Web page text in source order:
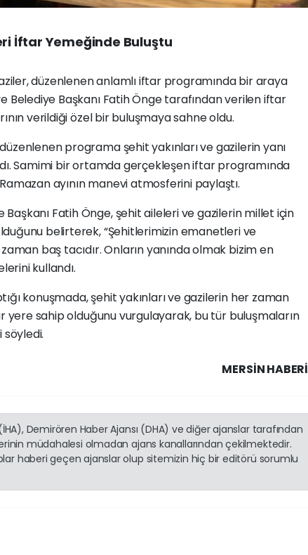
İftar Yemeğinde Buluştu
düzenlenen anlamlı iftar programında bir araya
Belediye Başkanı Fatih Önge tarafından verilen iftar
verildiği özel bir buluşmaya sahne oldu.
programa şehit yakınları ve gazilerin yanı
Samimi bir ortamda gerçekleşen iftar programında
ayının manevi atmosferini paylaştı.
Fatih Önge, şehit aileleri ve gazilerin millet için
belirterek, “Şehitlerimizin emanetleri ve
baş tacıdır. Onların yanında olmak bizim en
kullandı.
konuşmada, şehit yakınları ve gazilerin her zaman
sahip olduğunu vurgulayarak, bu tür buluşmaların
söyledi.
MERSIN HABERİ
Demirören Haber Ajansı (DHA) ve diğer ajanslar tarafından
müdahalesi olmadan ajans kanallarından çekilmektedir.
haberi geçen ajanslar olup sitemizin hiç bir editörü sorumlu